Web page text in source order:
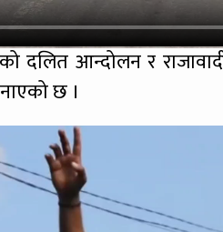
दलित आन्दोलन र
छ ।